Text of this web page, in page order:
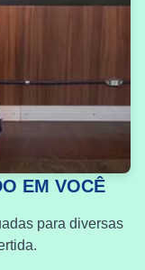
EM VOCÊ
para diversas